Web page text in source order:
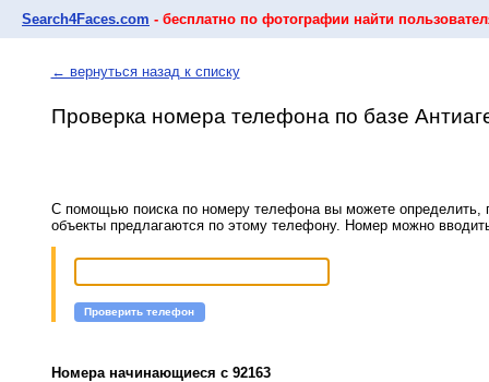
Search4Faces.com - бесплатно по фотографии найти
← вернуться назад к списку
Проверка номера телефона по базе
С помощью поиска по номеру телефона вы можете определить,
объекты предлагаются по этому телефону. Номер можно
Проверить телефон
Номера начинающиеся с 92163